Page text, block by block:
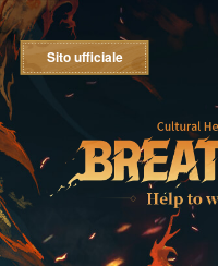
Sito ufficiale